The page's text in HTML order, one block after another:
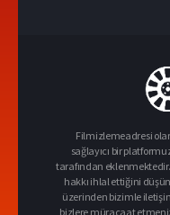
Filmizlemeadresi
sağlayıcı bir
tarafından
hakkı ihlal ettiğini
üzerinden bizimle
bizlere müracaat